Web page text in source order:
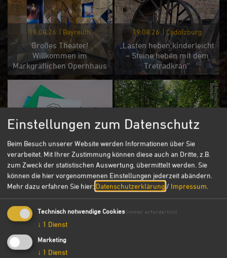
18.08.26 Bayreuth
Großes Theater!
Willkommen im
Markgräflichen Opernhaus
19.08.26 Cadolzburg
„Lasten heben kinderleicht
– Steine heben mit dem
Tretradkran“
20.08.26 Cadolzburg
Offene Ferienwerkstatt für
Familien
21.08.26 Bayreuth
Wasser marsch! - Auf den
Spuren der Wasserspiele
des 18. Jahrhunderts
Einstellungen zum Datenschutz
Beim Besuch unserer Website werden Informationen über Sie
verarbeitet. Mit Ihrer Zustimmung können diese auch an Dritte, z.B.
zum Zweck der statistischen Auswertung, übermittelt werden. Sie
können die hier vorgenommenen Einstellungen jederzeit abändern.
Mehr dazu erfahren Sie hier: Datenschutzerklärung / Impressum.
Technisch notwendige Cookies (immer erforderlich)
↓ 1 Dienst
Marketing
↓ 1 Dienst